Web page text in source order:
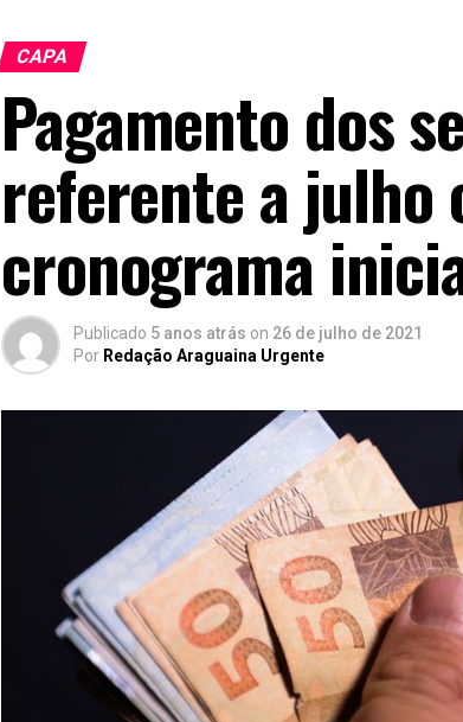
CAPA
Pagamento dos
referente a julho
cronograma
Publicado 5 anos atrás on 26 de julho de 2021
Por Redação Araguaina Urgente